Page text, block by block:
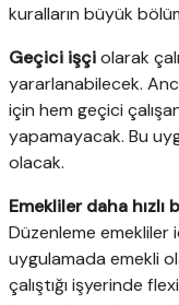
kuralların büyük
Geçici işçiolarak
yararlanabilecek.
için hem geçici
yapamayacak. Bu
olacak.
Emekliler daha hızlı
Düzenleme emekliler
uygulamada emekli
çalıştığı işyerinde